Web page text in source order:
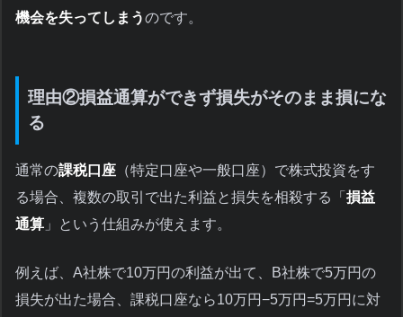
機会を失ってしまうのです。
理由②損益通算ができず損失がそのまま損にな
る
通常の課税口座 （特定口座や一般口座）で株式投資をす
る場合、複数の取引で出た利益と損失を相殺する「 損益
通算 」という仕組みが使えます。
例えば、A社株で10万円の利益が出て、B社株で5万円の
損失が出た場合、課税口座なら10万円−5万円=5万円に対